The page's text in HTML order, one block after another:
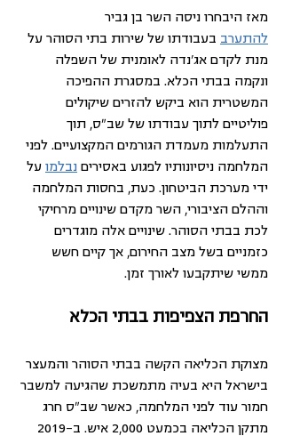
מאז היבחרו ניסה השר בן גביר
להתערב בעבודתו של שירות בתי הסוהר על
מנת לקדם אג'נדה לאומנית של השפלה
ונקמה בבתי הכלא. במסגרת ההפיכה
המשטרית הוא ביקש להזרים שיקולים
פוליטיים לתוך עבודתו של שב"ס, תוך
התעלמות מעמדת הגורמים המקצועיים. לפני
המלחמה ניסיונותיו לפגוע באסירים נבלמו על
ידי מערכת הביטחון. כעת, בחסות המלחמה
וההלם הציבורי, השר מקדם שינויים מרחיקי
לכת בבתי הסוהר. שינויים אלה מוגדרים
כזמניים בשל מצב החירום, אך קיים חשש
ממשי שיתקבעו לאורך זמן.
החרפת הצפיפות בבתי הכלא
מצוקת הכליאה הקשה בבתי הסוהר והמעצר
בישראל היא בעיה מתמשכת שהגיעה למשבר
חמור עוד לפני המלחמה, כאשר שב"ס חרג